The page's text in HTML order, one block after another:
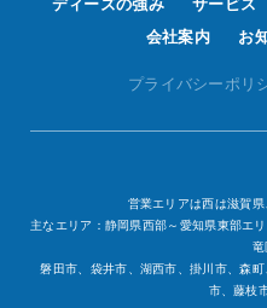
会社案内
お
プライバシーポリ
営業エリアは西は滋賀
主なエリア：静岡県西部～愛知県東部エ
竜
磐田市、袋井市、湖西市、掛川市、森
市、藤枝